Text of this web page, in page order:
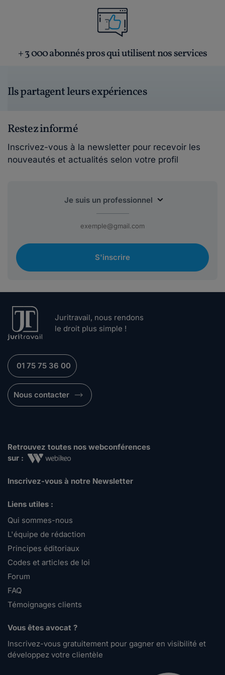
+ 3 000 abonnés pros qui utilisent nos services
Ils partagent leurs expériences
Restez informé
Inscrivez-vous à la newsletter pour recevoir les
nouveautés et actualités selon votre profil
S'inscrire
Juritravail, nous rendons
le droit plus simple !
01 75 75 36 00
Nous contacter
Retrouvez toutes nos webconférences
sur :
Inscrivez-vous à notre Newsletter
Liens utiles :
Qui sommes-nous
L'équipe de rédaction
Principes éditoriaux
Codes et articles de loi
Forum
FAQ
Témoignages clients
Vous êtes avocat ?
Inscrivez-vous gratuitement pour gagner en visibilité et
développez votre clientèle